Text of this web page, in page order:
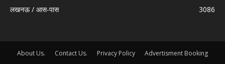
लखनऊ / आस-पास
3086
About Us. Contact Us. Privacy Policy Advertisment Booking